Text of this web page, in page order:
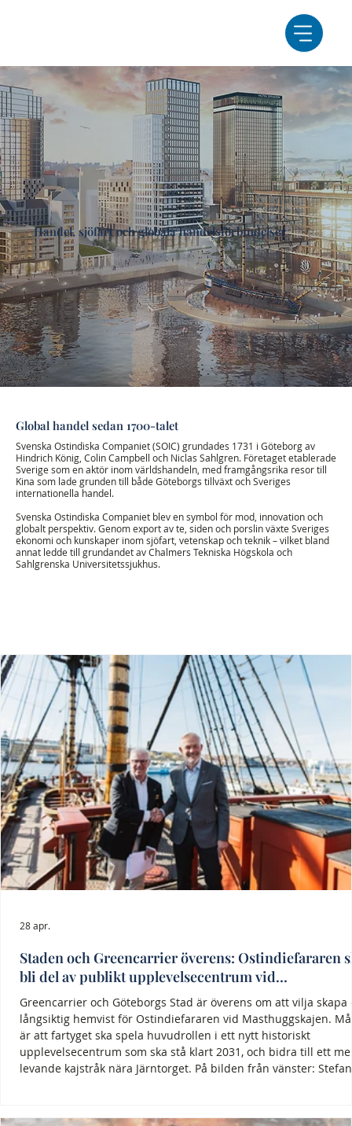
Handel, sjöfart och globala handelsförbindelser
Global handel sedan 1700-talet
Svenska Ostindiska Companiet (SOIC) grundades 1731 i Göteborg av
Hindrich König, Colin Campbell och Niclas Sahlgren. Företaget etablerade
Sverige som en aktör inom världshandeln, med framgångsrika resor till
Kina som lade grunden till både Göteborgs tillväxt och Sveriges
internationella handel.
Svenska Ostindiska Companiet blev en symbol för mod, innovation och
globalt perspektiv. Genom export av te, siden och porslin växte Sveriges
ekonomi och kunskaper inom sjöfart, vetenskap och teknik – vilket bland
annat ledde till grundandet av Chalmers Tekniska Högskola och
Sahlgrenska Universitetssjukhus.
Staden och Greencarrier överens: Ostindiefararen
bli del av publikt upplevelsecentrum vid
Masthuggskajen
Greencarrier och Göteborgs Stad är överens om att vilja skapa
långsiktig hemvist för Ostindiefararen vid Masthuggskajen.
är att fartyget ska spela huvudrollen i ett nytt historiskt
upplevelsecentrum som ska stå klart 2031, och bidra till ett
levande kajstråk nära Järntorget. På bilden från vänster: Stefan
roll som handels- och sjöfartssta
28 apr.